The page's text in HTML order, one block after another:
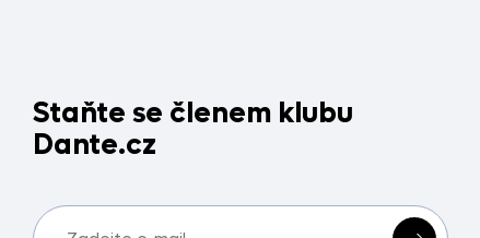
Staňte se členem klubu
Dante.cz